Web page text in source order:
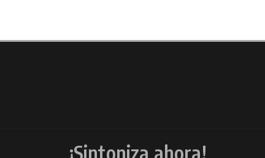
¡Sintoniza ahora!